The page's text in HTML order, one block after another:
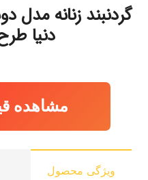
گردنبند زنانه مدل
دنیا
مشاهده
ویژگی محصول